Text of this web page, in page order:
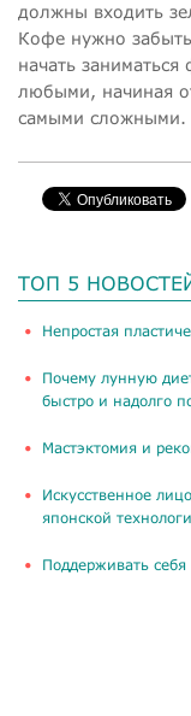
должны входить
Кофе нужно
начать
любыми, начиная
самыми сложными.
ТОП 5
​Непростая
Почему лунную
быстро и надолго
Мастэктомия и
Искусственное
японской
Поддерживать